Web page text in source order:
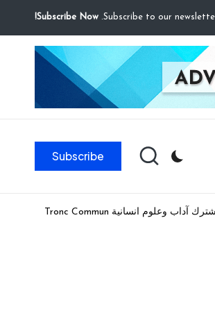
Subscribe Now!
Subscribe
مادة الرياضيات جذع مشترك آداب وعلوم انسانية Tronc Commun